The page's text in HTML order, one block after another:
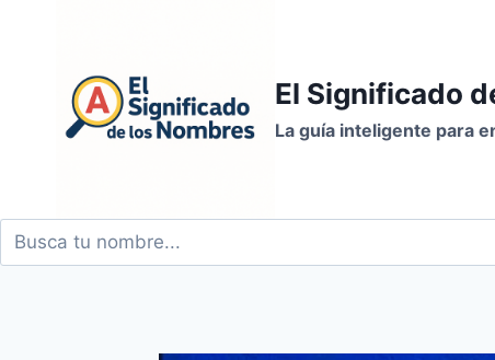
contenido
El Significado
La guía inteligente para